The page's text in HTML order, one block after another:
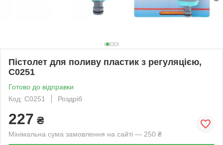
Пістолет для поливу пластик з регуляцією,
C0251
Готово до відправки
Код: C0251
Роздріб
227 ₴
Мінімальна сума замовлення на сайті — 250 ₴